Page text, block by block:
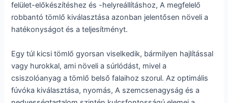
felület-előkészítéshez és -helyreállításhoz, A megfelelő
robbantó tömlő kiválasztása azonban jelentősen növeli a
hatékonyságot és a teljesítményt.
Egy túl kicsi tömlő gyorsan viselkedik, bármilyen hajlítással
vagy hurokkal, ami növeli a súrlódást, mivel a
csiszolóanyag a tömlő belső falaihoz szorul. Az optimális
fúvóka kiválasztása, nyomás, A szemcsenagyság és a